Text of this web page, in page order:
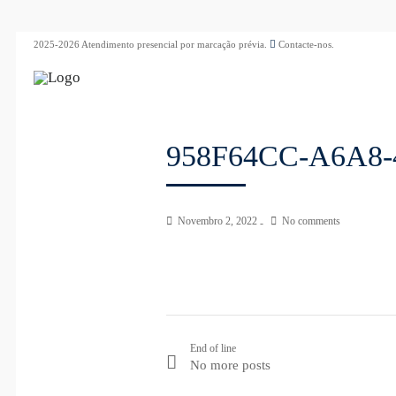
2025-2026 Atendimento presencial por marcação prévia. Contacte-nos.
958F64CC-
Novembro 2, 2022 No comments
End of line
No more posts